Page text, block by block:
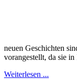
neuen Geschichten
vorangestellt, da sie
Weiterlesen ...